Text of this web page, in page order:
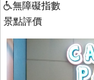
無障礙指數
景點評價